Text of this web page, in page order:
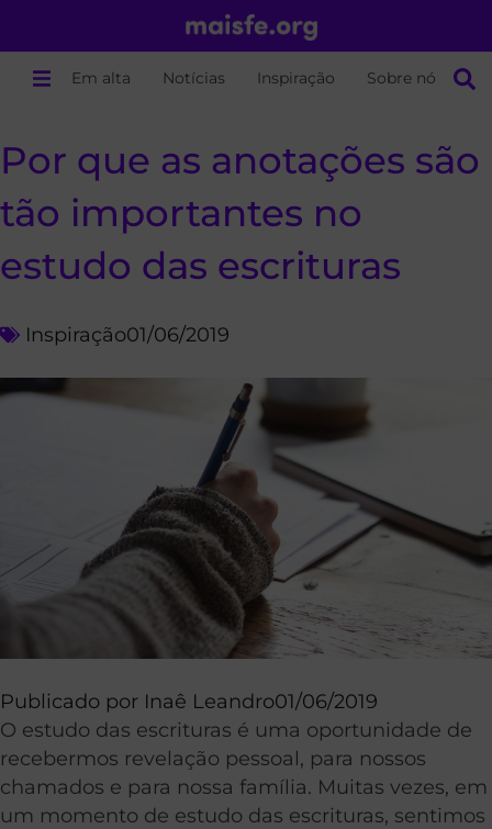
Em alta Notícias Inspiração Sobre nós
Por que as anotações são
tão importantes no
estudo das escrituras
Inspiração01/06/2019
Publicado por Inaê Leandro01/06/2019
O estudo das escrituras é uma oportunidade de
recebermos revelação pessoal, para nossos
chamados e para nossa família. Muitas vezes, em
um momento de estudo das escrituras, sentimos